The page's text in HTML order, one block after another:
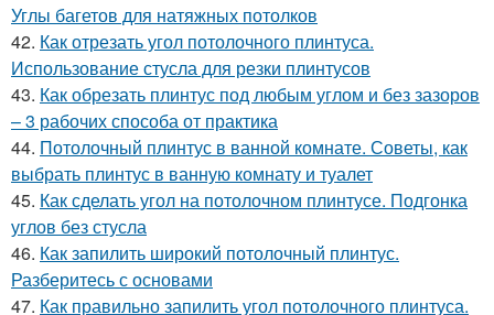
Углы багетов для натяжных потолков
42. Как отрезать угол потолочного плинтуса.
Использование стусла для резки плинтусов
43. Как обрезать плинтус под любым углом и без зазоров
– 3 рабочих способа от практика
44. Потолочный плинтус в ванной комнате. Советы, как
выбрать плинтус в ванную комнату и туалет
45. Как сделать угол на потолочном плинтусе. Подгонка
углов без стусла
46. Как запилить широкий потолочный плинтус.
Разберитесь с основами
47. Как правильно запилить угол потолочного плинтуса.